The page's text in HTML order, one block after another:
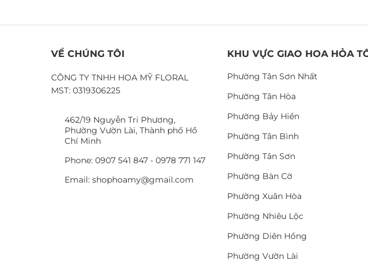
VỀ CHÚNG TÔI
CÔNG TY TNHH HOA MỸ FLORAL
MST: 0319306225
462/19 Nguyễn Tri Phương,
Phường Vườn Lài, Thành phố Hồ
Chí Minh
Phone: 0907 541 847 - 0978 771 147
Email: shophoamy@gmail.com
KHU VỰC GIAO HOA HỎA
Phường Tân Sơn Nhất
Phường Tân Hòa
Phường Bảy Hiền
Phường Tân Bình
Phường Tân Sơn
Phường Bàn Cờ
Phường Xuân Hòa
Phường Nhiêu Lộc
Phường Diên Hồng
Phường Vườn Lài